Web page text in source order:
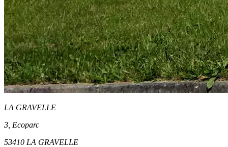
LA GRAVELLE
3, Ecoparc
53410 LA GRAVELLE